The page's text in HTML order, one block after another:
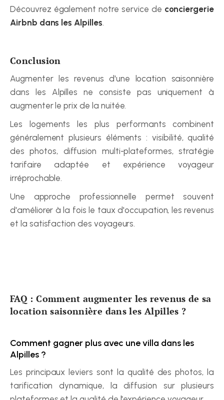
Découvrez également notre service de conciergerie
Airbnb dans les Alpilles.
Conclusion
Augmenter les revenus d'une location saisonnière
dans les Alpilles ne consiste pas uniquement à
augmenter le prix de la nuitée.
Les logements les plus performants combinent
généralement plusieurs éléments : visibilité, qualité
des photos, diffusion multi-plateformes, stratégie
tarifaire adaptée et expérience voyageur
irréprochable.
Une approche professionnelle permet souvent
d'améliorer à la fois le taux d'occupation, les revenus
et la satisfaction des voyageurs.
FAQ : Comment augmenter les revenus de sa
location saisonnière dans les Alpilles ?
Comment gagner plus avec une villa dans les
Alpilles ?
Les principaux leviers sont la qualité des photos, la
tarification dynamique, la diffusion sur plusieurs